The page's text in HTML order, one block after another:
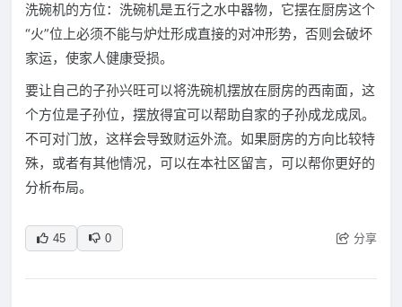
洗碗机的方位：洗碗机是五行之水中器物，它摆在厨房这个
“火”位上必须不能与炉灶形成直接的对冲形势，否则会破坏
家运，使家人健康受损。
要让自己的子孙兴旺可以将洗碗机摆放在厨房的西南面，这
个方位是子孙位，摆放得宜可以帮助自家的子孙成龙成凤。
不可对门放，这样会导致财运外流。如果厨房的方向比较特
殊，或者有其他情况，可以在本社区留言，可以帮你更好的
分析布局。
45 0 分享